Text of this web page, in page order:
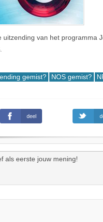
uitzending van het programma
gemist? NOS gemist?
deel